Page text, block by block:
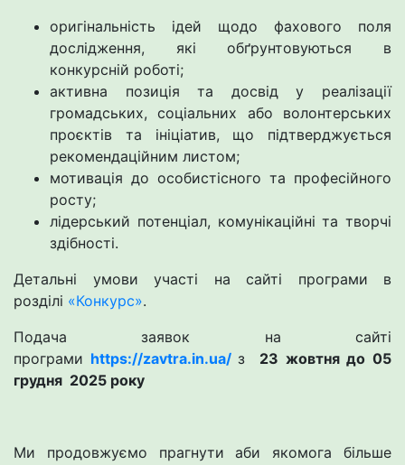
оригінальність ідей щодо фахового поля
дослідження, які обґрунтовуються в
конкурсній роботі;
активна позиція та досвід у реалізації
громадських, соціальних або волонтерських
проєктів та ініціатив, що підтверджується
рекомендаційним листом;
мотивація до особистісного та професійного
росту;
лідерський потенціал, комунікаційні та творчі
здібності.
Детальні умови участі на сайті програми в
розділі «Конкурс».
Подача заявок на сайті
програми https://zavtra.in.ua/ з
23 жовтня до 05
грудня 2025 року
Ми продовжуємо прагнути аби якомога більше